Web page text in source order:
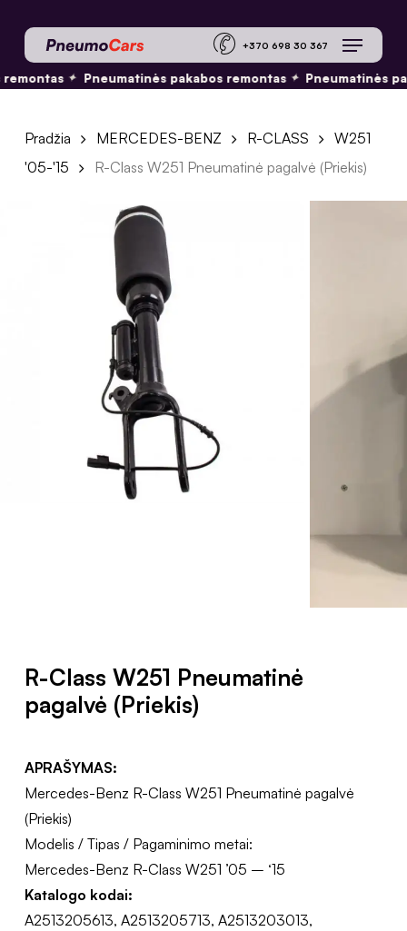
main
content
+370 698 30
Menu
✦ Pneumatinės pakabos remontas ✦ Pneumatinės
Pradžia MERCEDES-BENZ R-CLASS
W251
'05-'15
R-Class W251 Pneumatinė pagalvė (Priekis)
R-Class W251 Pneumatinė
pagalvė (Priekis)
APRAŠYMAS:
Mercedes-Benz R-Class W251 Pneumatinė pagalvė
(Priekis)
Modelis / Tipas / Pagaminimo metai:
Mercedes-Benz R-Class W251 ’05 – ‘15
Katalogo kodai:
A2513205613, A2513205713, A2513203013,